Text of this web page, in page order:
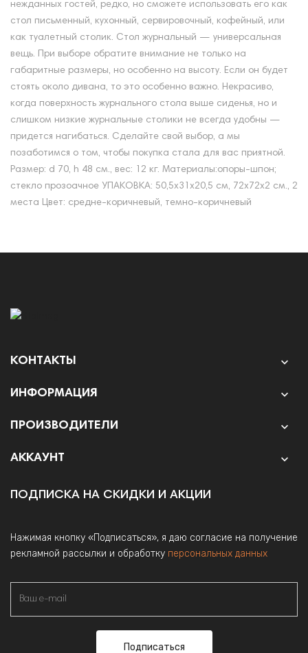
нежданных гостей, редко, но сможете использовать его как
стол письменный, кухонный, сервировочный, кофейный, или
как туалетный столик. Стол журнальный — универсальная
вещь. При выборе обратите внимание не только на
габаритные размеры, но особенно на высоту. Если он будет
стоять около дивана, то это особенно важно. Некрасиво,
когда поверхность журнального стола выше сиденья, но и
слишком низкие журнальные столики не всегда удобны —
придется нагибаться. Сделайте свой выбор, а мы
позаботимся о том, чтобы покупка стала для вас приятной.
Размер: d 70, h 48 см., вес: 12 кг. Материалы:опоры-шпон;
стекло прозоачное УПАКОВКА: 50,5х31х20,5 см, 72х72х2 см., 2
места Цвет: средне-коричневый, темно-коричневый
КОНТАКТЫ 
ИНФОРМАЦИЯ 
ПРОИЗВОДИТЕЛИ 
АККАУНТ 
ПОДПИСКА НА СКИДКИ И АКЦИИ
Нажимая кнопку «Подписаться», я даю согласие на получение
рекламной рассылки и обработку персональных данных
Подписаться